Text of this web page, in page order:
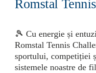
Romstal
🎾 Cu energie și
Romstal Tennis
sportului, competiției
sistemele noastre de